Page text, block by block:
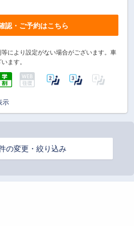
認・ご予約はこちら
により設定がない場合がございます。車
ます。
示
の変更・絞り込み